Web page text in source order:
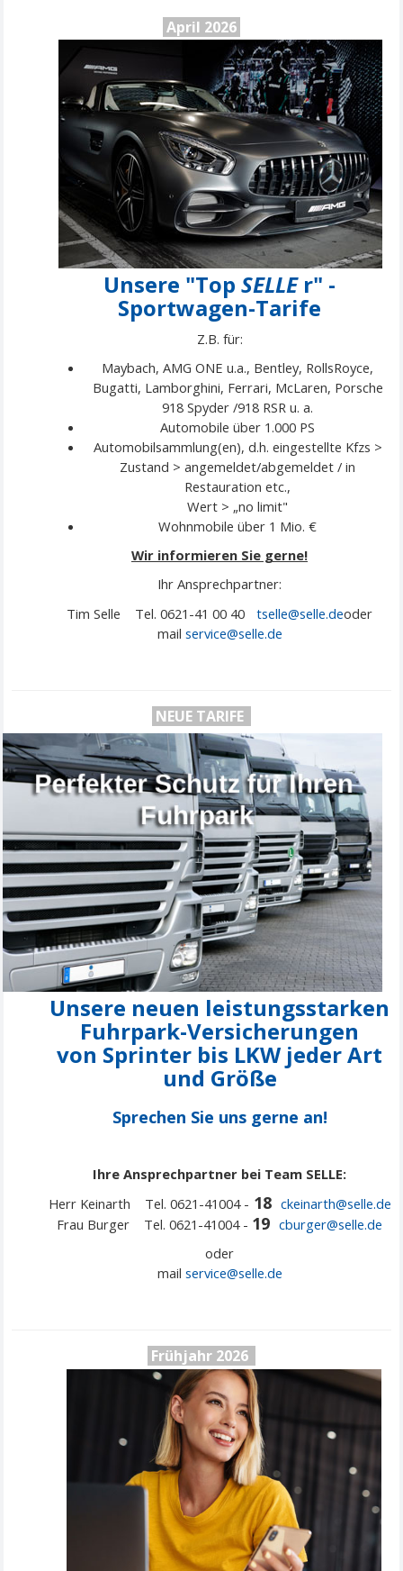
April 2026
Unsere "Top SELLEr" -
Sportwagen-Tarife
Z.B. für:
Maybach, AMG ONE u.a., Bentley, RollsRoyce,
Bugatti, Lamborghini, Ferrari, McLaren, Porsche
918 Spyder /918 RSR u. a.
Automobile über 1.000 PS
Automobilsammlung(en), d.h. eingestellte Kfzs >
Zustand > angemeldet/abgemeldet / in
Restauration etc.,
Wert > „no limit"
Wohnmobile über 1 Mio. €
Wir informieren Sie gerne!
Ihr Ansprechpartner:
Tim Selle Tel. 0621-41 00 40
tselle@selle.deoder
mail service@selle.de
NEUE TARIFE
Unsere neuen leistungsstarken
Fuhrpark-Versicherungen
von Sprinter bis LKW jeder Art
und Größe
Sprechen Sie uns gerne an!
Ihre Ansprechpartner bei Team SELLE:
Herr Keinarth Tel. 0621-41004 - 18 ckeinarth@selle.de
Frau Burger Tel. 0621-41004 - 19 cburger@selle.de
oder
mail service@selle.de
Frühjahr 2026